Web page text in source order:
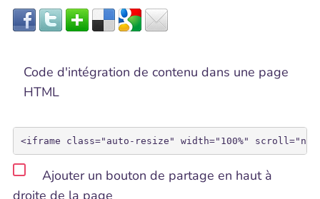
Code d'intégration de contenu dans une page
HTML
Ajouter un bouton de partage en haut à
droite de la page